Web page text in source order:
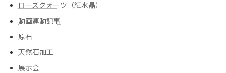
ローズクォーツ（紅水晶）
動画連動記事
原石
天然石加工
展示会